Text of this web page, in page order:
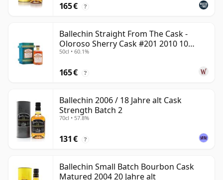
165 € ?
Ballechin Straight From The Cask -
Oloroso Sherry Cask #201 2010 10
Jahre alt
50cl • 60.1%
165 € ?
Ballechin 2006 / 18 Jahre alt Cask
Strength Batch 2
70cl • 57.8%
131 € ?
Ballechin Small Batch Bourbon Cask
Matured 2004 20 Jahre alt